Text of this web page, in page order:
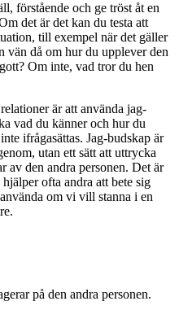
förstående och ge tröst åt en
det är det kan du testa att
till exempel när det gäller
vän då om hur du upplever den
Om inte, vad tror du hen
är att använda jag-
vad du känner och hur du
ifrågasättas. Jag-budskap är
utan ett sätt att uttrycka
av den andra personen. Det är
ofta andra att bete sig
om vi vill stanna i en
på den andra personen.